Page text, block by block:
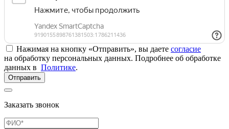
Нажимая на кнопку «Отправить», вы даете согласие
на обработку персональных данных. Подробнее об обработке
данных в Политике.
Отправить
Заказать звонок